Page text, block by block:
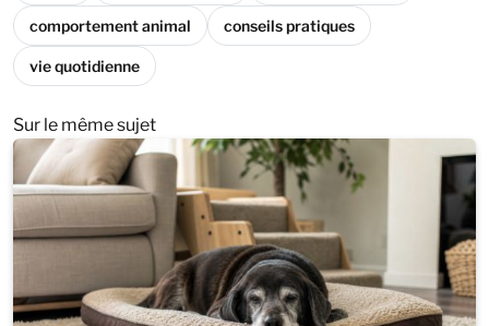
comportement animal conseils pratiques
vie quotidienne
Sur le même sujet